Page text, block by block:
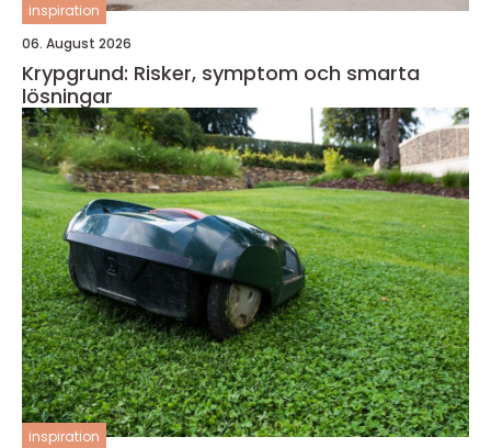
inspiration
06. August 2026
Krypgrund: Risker, symptom och smarta
lösningar
inspiration